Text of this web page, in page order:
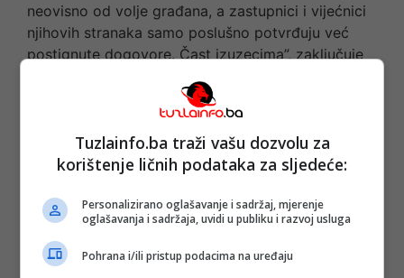
neovisno od volje građana, a zastupnici i vijećnici
njihovih stranaka samo poslušno potvrđuju već
postignute dogovore. Čast izuzecima”, zaključuje
Svi birali “svoje” – “Ostalo je kako jest”
I za petog, bivšeg, visokog predstavnika u BiH,
Christiana Schwarz-Schillinga, moglo bi se kazati
su, kako kaže, Hrvati i Bošnjaci većinom glasali za
svoje etničke skupine.
“U Mostaru nije bilo izbora od 2008., a SDA i HDZ
Tuzlainfo.ba traži vašu dozvolu za
korištenje ličnih podataka za sljedeće:
Personalizirano oglašavanje i sadržaj, mjerenje
oglašavanja i sadržaja, uvidi u publiku i razvoj usluga
Pohrana i/ili pristup podacima na uređaju